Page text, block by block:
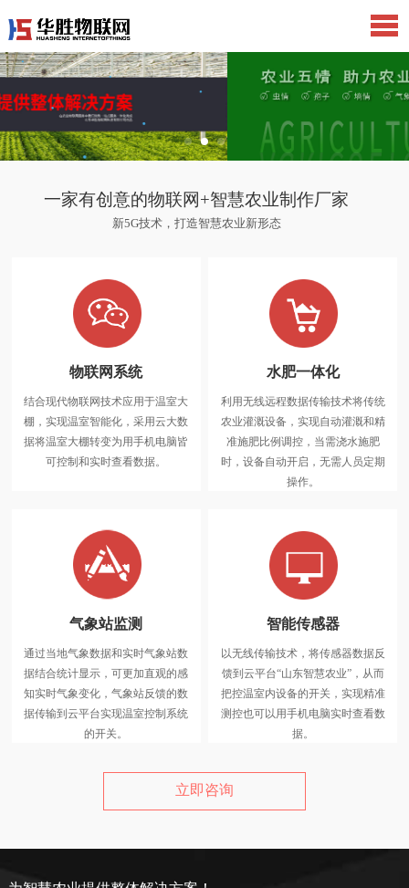
一家有创意的物联网+智慧农业制作厂家
新5G技术，打造智慧农业新形态
物联网系统
结合现代物联网技术应用于温室大
棚，实现温室智能化，采用云大数
据将温室大棚转变为用手机电脑皆
可控制和实时查看数据。
物联网系统
结合现代物联网技术应用于温室大
棚种植技术，实现温室大棚自动
化、智能化、一体化采用云大数据
水肥一体化
利用无线远程数据传输技术将传统
农业灌溉设备，实现自动灌溉和精
准施肥比例调控，当需浇水施肥
时，设备自动开启，无需人员定期
操作。
气象站监测
通过当地气象数据和实时气象站数
据结合统计显示，可更加直观的感
知实时气象变化，气象站反馈的数
据传输到云平台实现温室控制系统
的开关。
气象站监测
通过当地网络气象数据和实时气象
站数据结合统计显示，让人员更加
直观的感知实时气象的变化，气象
智能传感器
以无线传输技术，将传感器数据反
馈到云平台“山东智慧农业”，从而
把控温室内设备的开关，实现精准
测控也可以用手机电脑实时查看数
据。
立即咨询